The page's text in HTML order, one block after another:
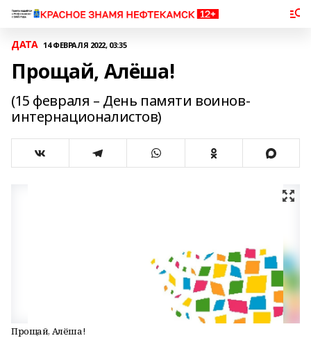
ДАТА 14 ФЕВРАЛЯ 2022, 03:35
Прощай, Алёша!
(15 февраля – День памяти воинов-
интернационалистов)
Прощай, Алёша!